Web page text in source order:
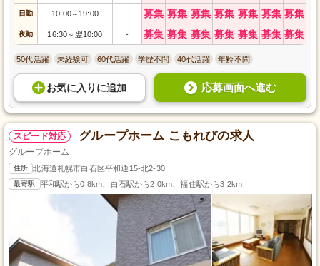
日勤 10:00～ 19:00 - 募集 募集 募集 募集 募集 募集 募集
夜勤 16:30～ 翌10:00 - 募集 募集 募集 募集 募集 募集 募集
50代活躍 未経験可 60代活躍 学歴不問 40代活躍 年齢不問
お気に入り に追加 応募画面へ進む
スピード対応 グループホーム こもれびの求人
グループホーム
住所 北海道札幌市白石区平和通15-北2-30
最寄駅 平和駅から0.8km、白石駅から2.0km、福住駅から3.2km